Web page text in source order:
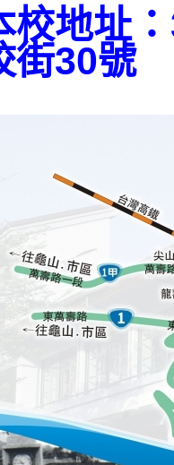
校地址
街30號